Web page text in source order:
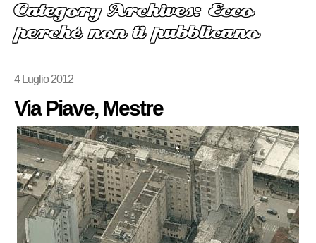
Category Archives: Ecco
perché non ti pubblicano
4 Luglio 2012
Via Piave, Mestre